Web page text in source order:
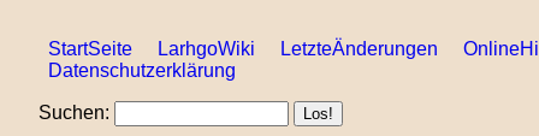
StartSeite LarhgoWiki LetzteÄnderungen
Datenschutzerklärung
Suchen: